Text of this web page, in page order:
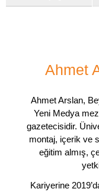
Ahmet
Ahmet Arslan,
Yeni Medya
gazetecisidir.
montaj, içerik ve
eğitim almış,
Kariyerine